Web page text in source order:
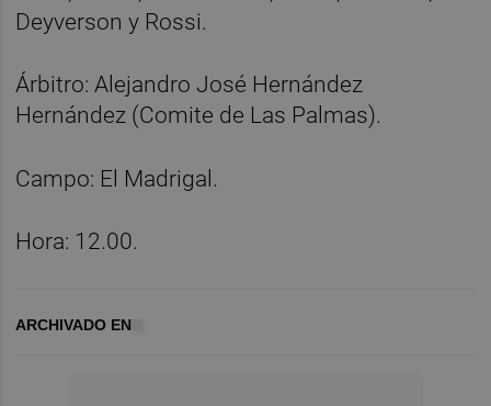
Deyverson y Rossi.
Árbitro: Alejandro José Hernández
Hernández (Comite de Las Palmas).
Campo: El Madrigal.
Hora: 12.00.
ARCHIVADO EN